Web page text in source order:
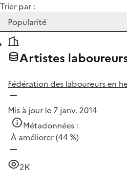
Trier par :
Artistes
Fédération des laboureurs en
Mis à jour le 7 janv. 2014
Métadonnées :
À améliorer(44 %)
2K